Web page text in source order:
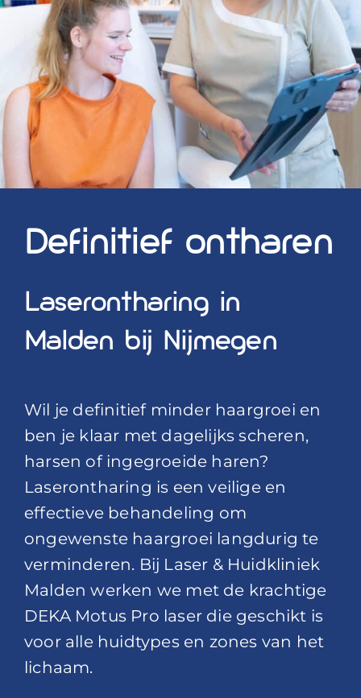
Over ons
Mijn account
Afspraak maken
Definitief ontharen
Laserontharing in
Malden bij Nijmegen
Wil je definitief minder haargroei en
ben je klaar met dagelijks scheren,
harsen of ingegroeide haren?
Laserontharing is een veilige en
effectieve behandeling om
ongewenste haargroei langdurig te
verminderen. Bij Laser & Huidkliniek
Malden werken we met de krachtige
DEKA Motus Pro laser die geschikt is
voor alle huidtypes en zones van het
lichaam.